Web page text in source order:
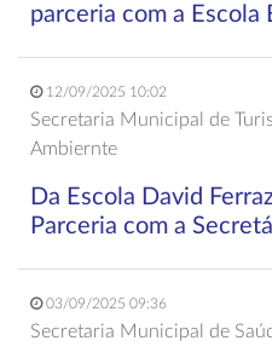
parceria com a Escola
12/09/2025 10:02
Secretaria Municipal de
Ambiernte
Da Escola David
Parceria com a
03/09/2025 09:36
Secretaria Municipal de